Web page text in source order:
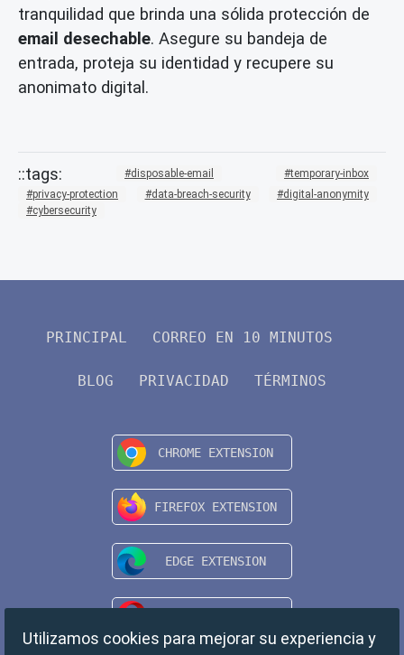
tranquilidad que brinda una sólida protección de
email desechable. Asegure su bandeja de
entrada, proteja su identidad y recupere su
anonimato digital.
disposable-email
temporary-inbox
privacy-protection
data-breach-security
digital-anonymity
cybersecurity
PRINCIPAL CORREO EN 10 MINUTOS
BLOG PRIVACIDAD TÉRMINOS
Utilizamos cookies para mejorar su experiencia y